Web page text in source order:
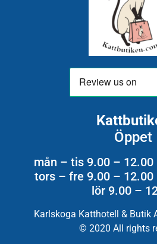
Öppet
mån – tis 9.00 –
tors – fre 9.00 –
lör 9.00 –
Karlskoga Katthotell & Butik
© 2020 All rights